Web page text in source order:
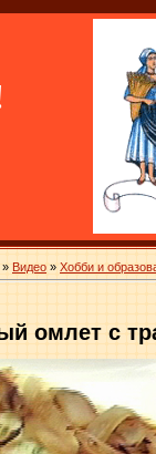
» Видео » Хобби и
омлет с